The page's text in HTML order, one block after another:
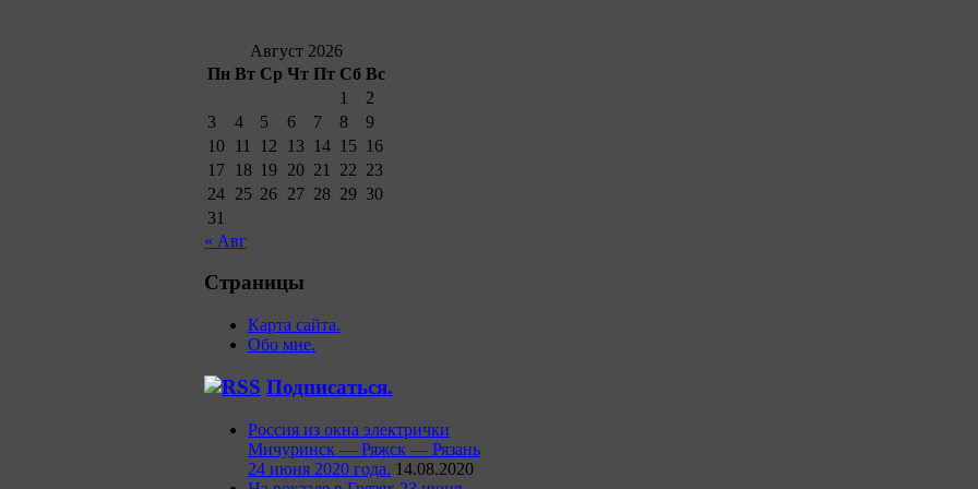
Август 2026
Пн Вт Ср Чт Пт Сб Вс
1
2
3
4 5 6 7 8
9
10
11 12 13 14 15 16
17
18 19 20 21 22 23
24 25 26 27 28 29 30
31
« Авг
Страницы
Карта сайта.
Обо мне.
Подписаться.
Россия из окна электрички
Мичуринск — Ряжск — Рязань
24 июня 2020 года. 14.08.2020